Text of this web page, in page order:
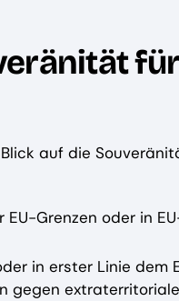
für
auf die
Grenzen oder in
in erster Linie dem
gegen